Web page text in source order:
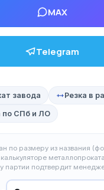
MAX
Telegram
завода Резка в
по СПб и ЛО
по размеру из названия
партии подтвердит